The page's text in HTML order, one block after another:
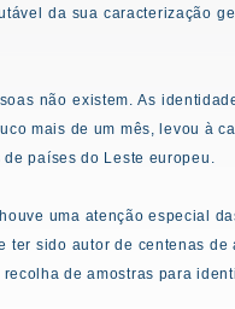
da sua caracterização
não existem. As
mais de um mês, levou à
países do Leste europeu.
uma atenção especial
ter sido autor de centenas
de amostras para